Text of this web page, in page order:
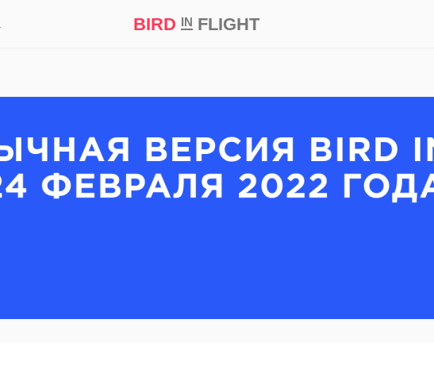
BIRD INFLIGHT